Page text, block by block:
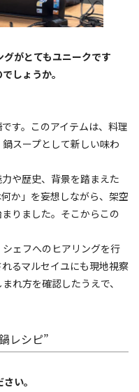
グがとてもユニークです
しょうか。
す。このアイテムは、料理
スープとして新しい味わ
や歴史、背景を踏まえた
か」を妄想しながら、架空
りました。そこからこの
ェフへのヒアリングを行
るマルセイユにも現地視察
れ方を確認したうえで、
レシピ”
い。